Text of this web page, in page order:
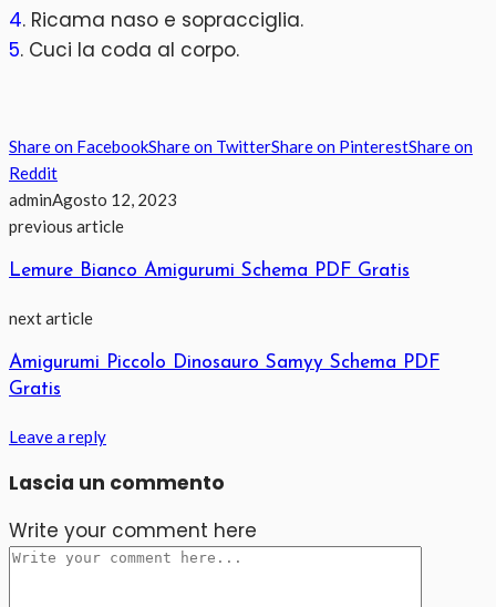
4. Ricama naso e sopracciglia.
5. Cuci la coda al corpo.
Share on FacebookShare on TwitterShare on PinterestShare on
Reddit
adminAgosto 12, 2023
previous article
Lemure Bianco Amigurumi Schema PDF Gratis
next article
Amigurumi Piccolo Dinosauro Samyy Schema PDF
Gratis
Leave a reply
Lascia un commento
Write your comment here